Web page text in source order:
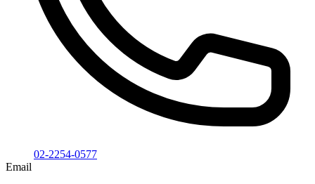
02-2254-0577
Email